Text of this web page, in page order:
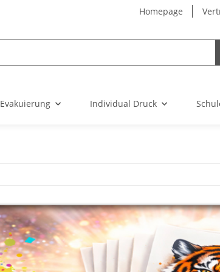
Homepage
Evakuierung Individual Druck